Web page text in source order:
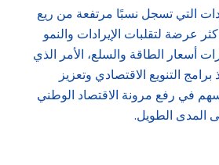
التي تسجل نسبًا مرتفعة من ريع
عرضة لتقلبات الإيرادات والنمو
أسعار الطاقة والسلع، الأمر الذي
التنويع الاقتصادي وتعزيز
يسهم في رفع مرونة الاقتصاد الوطني
المدى الطويل.